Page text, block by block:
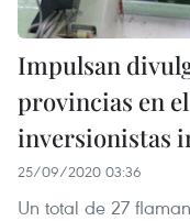
Impulsan
provincias en
inversionistas
25/09/2020 03:36
Un total de 27